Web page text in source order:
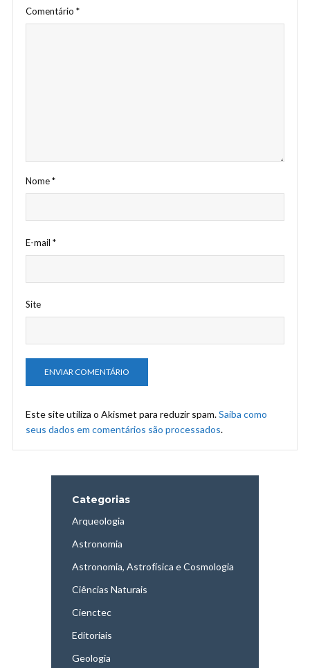
Comentário *
Nome*
E-mail *
Site
Este site utiliza o Akismet para reduzir spam.Saiba como
seus dados em comentários são processados.
Categorias
Arqueologia
Astronomia
Astronomia, Astrofísica e Cosmologia
Ciências Naturais
Cienctec
Editoriais
Geologia